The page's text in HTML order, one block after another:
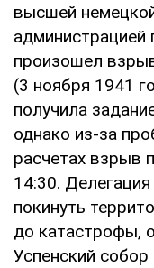
высшей
администрацией
произошел
(3 ноября 1941
получила
однако из-за
расчетах взрыв
14:30.
покинуть
до катастрофы,
Успенский